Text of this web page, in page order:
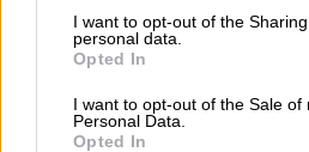
not limited to your visit or usage
grant or deny consent to Google
use your data for below specified
consent section.
I want to opt-out of the
personal data.
Opted In
I want to opt-out of the Sale of
Personal Data.
Opted In
Ελλάδα|09.07.2026 11:00
Πέθανε η Πάολα
πρωτοπόρα
ελληνικού ΛΟΑΤΚΙ+